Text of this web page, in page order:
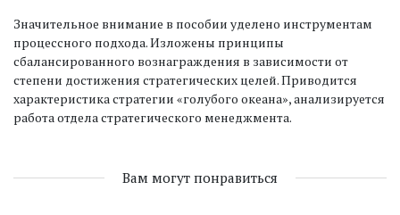
Значительное внимание в пособии уделено инструментам
процессного подхода. Изложены принципы
сбалансированного вознаграждения в зависимости от
степени достижения стратегических целей. Приводится
характеристика стратегии «голубого океана», анализируется
работа отдела стратегического менеджмента.
Вам могут понравиться